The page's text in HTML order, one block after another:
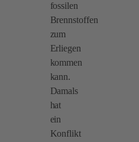
fossilen
Brennstoffen
zum
Erliegen
kommen
kann.
Damals
hat
ein
Konflikt